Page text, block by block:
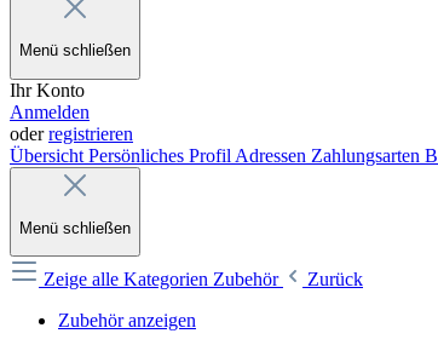
Menü schließen
Ihr Konto
Anmelden
oderregistrieren
Übersicht Persönliches Profil Adressen Zahlungsarten
Menü schließen
Zeige alle Kategorien Zubehör
Zurück
Zubehör anzeigen